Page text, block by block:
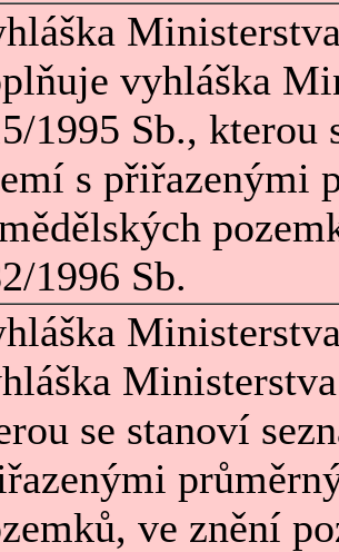
vyhláška
1995 Sb., kterou
s přiřazenými
1996 Sb.
se stanoví
ve znění